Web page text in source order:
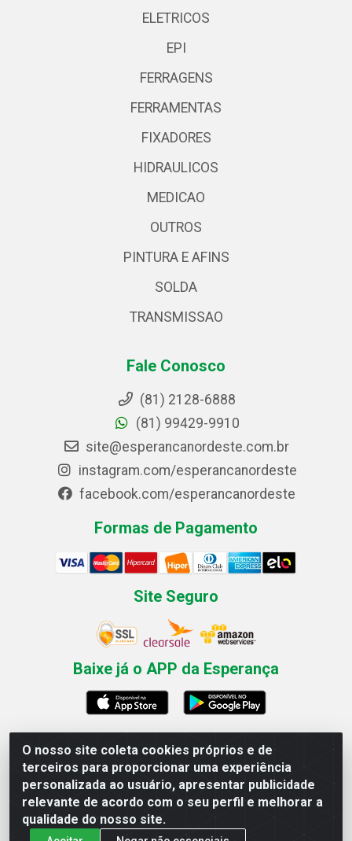
O nosso site coleta cookies próprios e de
terceiros para proporcionar uma experiência
personalizada ao usuário, apresentar publicidade
relevante de acordo com o seu perfil e melhorar a
qualidade do nosso site.
ELETRICOS
EPI
FERRAGENS
FERRAMENTAS
FIXADORES
HIDRAULICOS
MEDICAO
OUTROS
PINTURA E AFINS
SOLDA
TRANSMISSAO
Fale Conosco
(81) 2128-6888
(81) 99429-9910
site@esperancanordeste.com.br
instagram.com/esperancanordeste
facebook.com/esperancanordeste
Formas de Pagamento
Site Seguro
Baixe já o APP da Esperança
Esperança Nordeste - Rua Professor Caldas Filho, 291 -
Estância - Recife / PE CEP: 50771-335 - CNPJ
03.666.136/0001-23